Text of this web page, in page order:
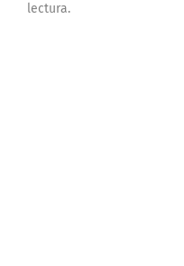
lectura.